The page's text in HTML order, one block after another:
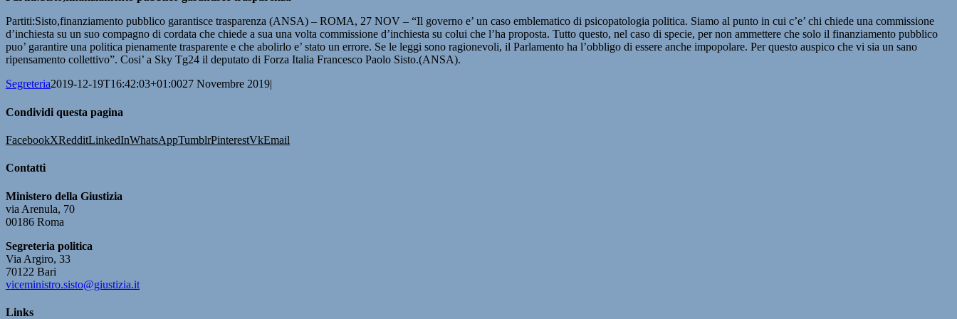
Partiti:Sisto,finanziamento pubblico garantisce trasparenza (ANSA) – ROMA, 27 NOV – “Il governo e’ un caso emblematico di psicopatologia politica. Siamo al punto in cui c’e’ chi chiede una commissione
d’inchiesta su un suo compagno di cordata che chiede a sua una volta commissione d’inchiesta su colui che l’ha proposta. Tutto questo, nel caso di specie, per non ammettere che solo il finanziamento pubblico
puo’ garantire una politica pienamente trasparente e che abolirlo e’ stato un errore. Se le leggi sono ragionevoli, il Parlamento ha l’obbligo di essere anche impopolare. Per questo auspico che vi sia un sano
ripensamento collettivo”. Cosi’ a Sky Tg24 il deputato di Forza Italia Francesco Paolo Sisto.(ANSA).
Segreteria2019-12-19T16:42:03+01:0027 Novembre 2019|
Condividi questa pagina
FacebookXRedditLinkedInWhatsAppTumblrPinterestVkEmail
Contatti
Ministero della Giustizia
via Arenula, 70
00186 Roma
Segreteria politica
Via Argiro, 33
70122 Bari
viceministro.sisto@giustizia.it
Links